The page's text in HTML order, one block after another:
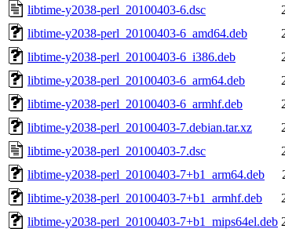
libtime-y2038-perl_20100403-6.dsc
libtime-y2038-perl_20100403-6_amd64.deb
libtime-y2038-perl_20100403-6_i386.deb
libtime-y2038-perl_20100403-6_arm64.deb
libtime-y2038-perl_20100403-6_armhf.deb
libtime-y2038-perl_20100403-7.debian.tar.xz
libtime-y2038-perl_20100403-7.dsc
libtime-y2038-perl_20100403-7+b1_arm64.deb
libtime-y2038-perl_20100403-7+b1_armhf.deb
libtime-y2038-perl_20100403-7+b1_mips64el.deb